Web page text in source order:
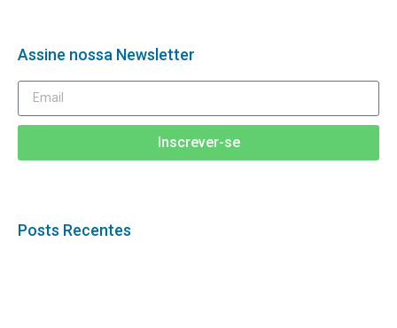
Assine nossa Newsletter
Inscrever-se
Posts Recentes